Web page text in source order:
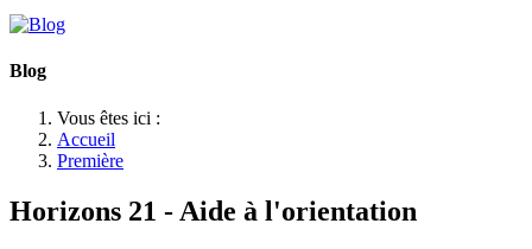
Blog
Vous êtes ici :
Accueil
Première
Horizons 21 - Aide à l'orientation